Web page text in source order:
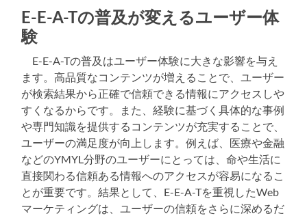
E-E-A-Tの普及が変えるユーザー体
験
E-E-A-Tの普及はユーザー体験に大きな影響を与え
ます。高品質なコンテンツが増えることで、ユーザー
が検索結果から正確で信頼できる情報にアクセスしや
すくなるからです。また、経験に基づく具体的な事例
や専門知識を提供するコンテンツが充実することで、
ユーザーの満足度が向上します。例えば、医療や金融
などのYMYL分野のユーザーにとっては、命や生活に
直接関わる信頼ある情報へのアクセスが容易になるこ
とが重要です。結果として、E-E-A-Tを重視したWeb
マーケティングは、ユーザーの信頼をさらに深めるだ